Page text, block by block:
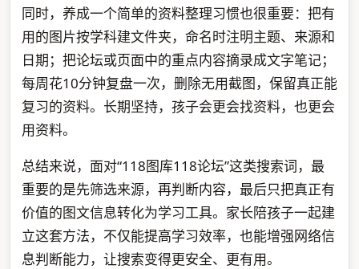
同时，养成一个简单的资料整理习惯也很重要：把有
用的图片按学科建文件夹，命名时注明主题、来源和
日期；把论坛或页面中的重点内容摘录成文字笔记；
每周花10分钟复盘一次，删除无用截图，保留真正能
复习的资料。长期坚持，孩子会更会找资料，也更会
用资料。
总结来说，面对“118图库118论坛”这类搜索词，最
重要的是先筛选来源，再判断内容，最后只把真正有
价值的图文信息转化为学习工具。家长陪孩子一起建
立这套方法，不仅能提高学习效率，也能增强网络信
息判断能力，让搜索变得更安全、更有用。